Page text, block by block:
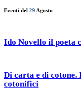
Eventi del 29 Agosto
Ido Novello il poeta
Di carta e di cotone.
cotonifici